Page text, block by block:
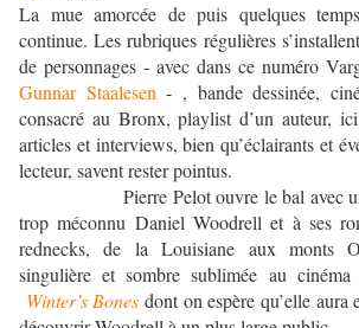
La mue amorcée de puis quelques
continue. Les rubriques régulières
de personnages - avec dans ce numéro
Gunnar Staalesen - , bande dessinée,
consacré au Bronx, playlist d’un auteur, ici
articles et interviews, bien qu’éclairants et
lecteur, savent rester pointus.
Pierre Pelot ouvre le bal avec un
trop méconnu Daniel Woodrell et à ses
rednecks, de la Louisiane aux monts
singulière et sombre sublimée au cinéma
Winter’s Bones dont on espère qu’elle